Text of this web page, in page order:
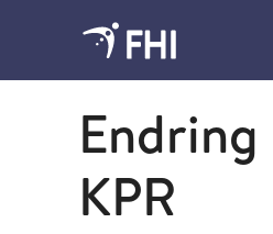
Norsk pasientregister
KPR